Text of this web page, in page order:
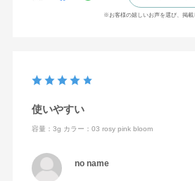
※お客様の嬉しいお声を選び、掲載
使いやすい
容量：3g カラー：03 rosy pink bloom
no name